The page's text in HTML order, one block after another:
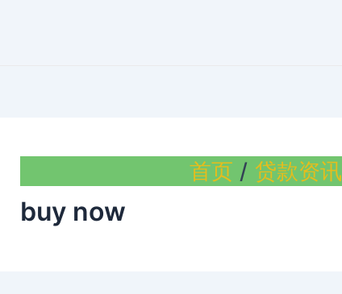
首页 贷款资讯
buy now